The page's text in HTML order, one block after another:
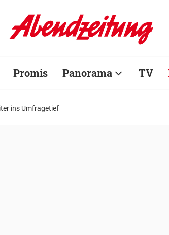
Promis Panorama TV
ins Umfragetief